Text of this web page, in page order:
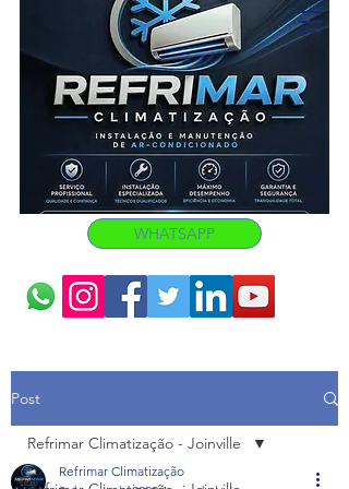
WHATSAPP
Post
Refrimar Climatização - Joinville
Refrimar Climatização